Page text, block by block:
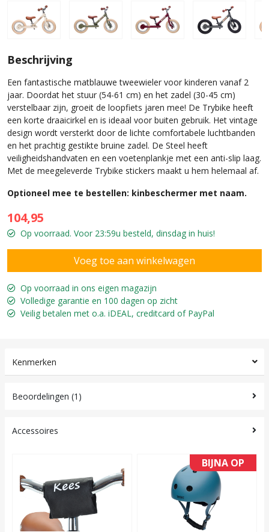
Beschrijving
Een fantastische matblauwe tweewieler voor kinderen vanaf 2
jaar. Doordat het stuur (54-61 cm) en het zadel (30-45 cm)
verstelbaar zijn, groeit de loopfiets jaren mee! De Trybike heeft
een korte draaicirkel en is ideaal voor buiten gebruik. Het vintage
design wordt versterkt door de lichte comfortabele luchtbanden
en het prachtig gestikte bruine zadel. De Steel heeft
veiligheidshandvaten en een voetenplankje met een anti-slip laag.
Met de meegeleverde Trybike stickers maakt u hem helemaal af.
Optioneel mee te bestellen: kinbeschermer met naam.
104,95
Op voorraad. Voor 23:59u besteld, dinsdag in huis!
Op voorraad in ons eigen magazijn
Volledige garantie en 100 dagen op zicht
Veilig betalen met o.a. iDEAL, creditcard of PayPal
Kenmerken
Beoordelingen (1)
Accessoires
BIJNA OP